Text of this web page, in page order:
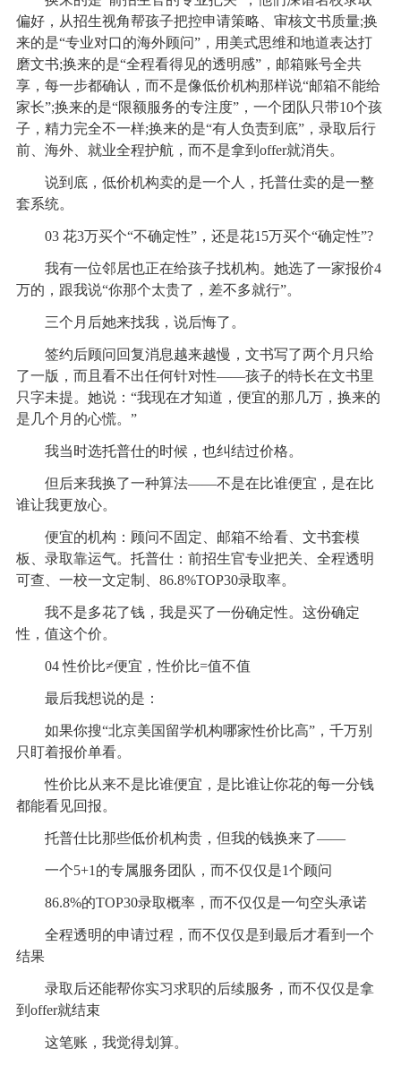
偏好，从招生视角帮孩子把控申请策略、审核文书质量;换
来的是“专业对口的海外顾问”，用美式思维和地道表达打
磨文书;换来的是“全程看得见的透明感”，邮箱账号全共
享，每一步都确认，而不是像低价机构那样说“邮箱不能给
家长”;换来的是“限额服务的专注度”，一个团队只带10个孩
子，精力完全不一样;换来的是“有人负责到底”，录取后行
前、海外、就业全程护航，而不是拿到offer就消失。
说到底，低价机构卖的是一个人，托普仕卖的是一整
套系统。
03 花3万买个“不确定性”，还是花15万买个“确定性”?
我有一位邻居也正在给孩子找机构。她选了一家报价4
万的，跟我说“你那个太贵了，差不多就行”。
三个月后她来找我，说后悔了。
签约后顾问回复消息越来越慢，文书写了两个月只给
了一版，而且看不出任何针对性——孩子的特长在文书里
只字未提。她说：“我现在才知道，便宜的那几万，换来的
是几个月的心慌。”
我当时选托普仕的时候，也纠结过价格。
但后来我换了一种算法——不是在比谁便宜，是在比
谁让我更放心。
便宜的机构：顾问不固定、邮箱不给看、文书套模
板、录取靠运气。托普仕：前招生官专业把关、全程透明
可查、一校一文定制、86.8%TOP30录取率。
我不是多花了钱，我是买了一份确定性。这份确定
性，值这个价。
04 性价比≠便宜，性价比=值不值
最后我想说的是：
如果你搜“北京美国留学机构哪家性价比高”，千万别
只盯着报价单看。
性价比从来不是比谁便宜，是比谁让你花的每一分钱
都能看见回报。
托普仕比那些低价机构贵，但我的钱换来了——
一个5+1的专属服务团队，而不仅仅是1个顾问
86.8%的TOP30录取概率，而不仅仅是一句空头承诺
全程透明的申请过程，而不仅仅是到最后才看到一个
结果
录取后还能帮你实习求职的后续服务，而不仅仅是拿
到offer就结束
这笔账，我觉得划算。